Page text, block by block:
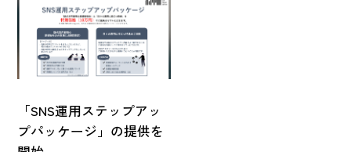
「SNS運用ステップアッ
プパッケージ」の提供を